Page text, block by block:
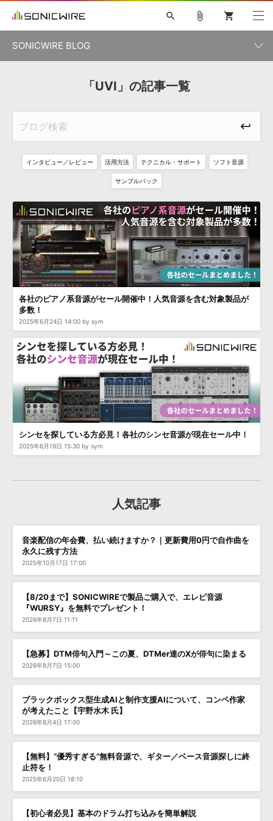
プラグイン・エフェクト »
サンプルパック »
ソフトウェア／ツール »
DAW »
効果音 »
BGM »
キャンペーン »
特集 »
ニュースレター »
SONICWIREブログ »
DTMガイド »
FAQ »
お問い合わせ »
音楽カード製作サービス
楽曲配信流通 サービス
無償のサウンド 管理ソフト
次世代型ボーカル・エディタ
APS 映像のBGM・セリフを音声分離
SLS 音素材の制作・ライセンス提供
search
初音ミク V4X 鏡音リン・レン V4X
巡音ルカ V4X
SYLENTH1
VOCALOID VIENNA
ライセンスフリーBGM
TOONTRACK
DUBSTEP
ELECTRONICA EDM TRANCE ROUTER.FM
プラグイン・エフェクト
ソフトウェア／ツール DAW 効果音 BGM
attach_file shopping_cart
SONICWIRE BLOG
記事一覧
「UVI」の記事一覧
インタビュー／レビュー 活用方法 テクニカル・サポート ソフト音源
サンプルパック
各社のピアノ系音源がセール開催中！人気音源を含む対象製品が
多数！
2025年6月24日 14:00 by sym
シンセを探している方必見！各社のシンセ音源が現在セール中！
2025年6月19日 15:30 by sym
人気記事
音楽配信の年会費、払い続けますか？｜更新費用0円で自作曲を
永久に残す方法
2025年10月17日 17:00
【8/20まで】SONICWIREで製品ご購入で、エレピ音源
『WURSY』を無料でプレゼント！
2026年8月7日 11:11
【急募】DTM俳句入門～この夏、DTMer達のXが俳句に染まる
2026年8月7日 15:00
ブラックボックス型生成AIと制作支援AIについて、コンペ作家
が考えたこと【宇野水木 氏】
2026年8月4日 17:00
【無料】“優秀すぎる”無料音源で、ギター／ベース音源探しに終
止符を！
2025年6月20日 18:10
【初心者必見】基本のドラム打ち込みを簡単解説